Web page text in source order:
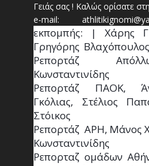
Γειάς σας ! Καλώς ορίσατε
e-mail: athlit
εκπομπής: | Χάρης
Γρηγόρης
Ρεπορτάζ
Ρεπορτάζ ΠΑΟΚ,
Γκόλιας, Στέλιος
Στόικος
Ρεπορτάζ  ΑΡΗ, Μάνος
Κωνσταντινίδης
Ρεπορταζ ομάδων